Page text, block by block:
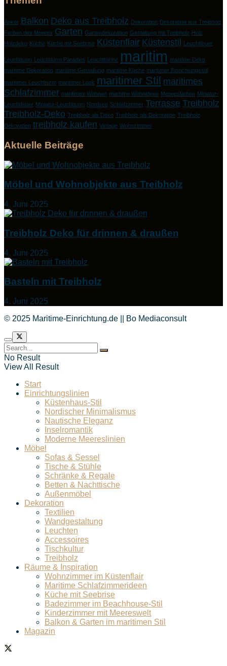
Anker Balkon Deko aus Treibholz Dekoration Dekoration aus Treibholz
Farben des Meeres Garten Gartendekoration Gestaltung mit Treibholz Holz
Holzdeko Küche Küche mit Seebrise Küstenflair Küstenstil Leuchtfeuer
Leuchtturm Leuchtturm Paradies Leuchttürme maritim maritime Deko
maritime Dekoration maritime Gestaltung maritime Küche maritimer Einrichtungsstil
maritimer Leuchtturm maritimer Look maritimer Stil maritimes
Schlafzimmer maritimes Wohnen maritime Wohnideen Meeresfarben Miniatur-
Leuchtfeuer Miniatur-Leuchtturm Nordsee Schlafzimmer Terrasse Treibholz
Treibholz-Deko Treibholz als Deko Treibholz als Dekoration Treibholz
Dekoration treibholz kaufen Vintage Wohnzimmer
Aktuelle Beiträge
Möbel und Wohnobjekte aus Treibholz
4. Juni 2025
Treibholz Deko für drinnen & draußen
4. Juni 2025
Basteln mit Treibholz
4. Juni 2025
© 2025 Maritime-Einrichtung.de || Bo Mediaconsult
No Result
View All Result
Start
Einrichtungslinien
Küstenhaus-Stil
Nordischer Minimalismus
Nautische Eleganz
Inselromantik
Moderne Meereslinien
Möbel
Sofas & Sessel
Tische & Stühle
Schränke & Regale
Betten & Nachttische
Außenmöbel
Dekoration
Textilien
Wandgestaltung
Leuchten
Accessoires
Tischkultur
Treibholz
Räume & Inspiration
Wohnzimmer im Küstenflair
Maritime Schlafzimmerideen
Küche mit Seebrise
Badezimmer im Beachhouse-Stil
Kinderzimmer mit Meereswelt
Balkon & Garten im maritimen Stil
Magazin